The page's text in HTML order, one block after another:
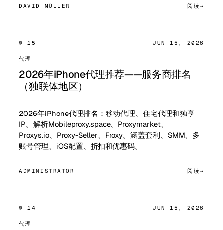
DAVID MÜLLER 阅读
№ 15 JUN 15, 2026
代理
2026年iPhone代理推荐——服务商排名
（独联体地区）
2026年iPhone代理排名：移动代理、住宅代理和独享
IP。解析Mobileproxy.space、Proxymarket、
Proxys.io、Proxy-Seller、Froxy。涵盖套利、SMM、多
账号管理、iOS配置、折扣和优惠码。
ADMINISTRATOR 阅读
№ 14 JUN 15, 2026
代理